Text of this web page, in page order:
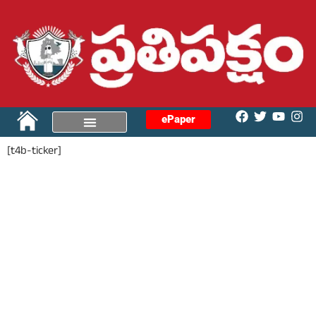
ePaper
[t4b-ticker]